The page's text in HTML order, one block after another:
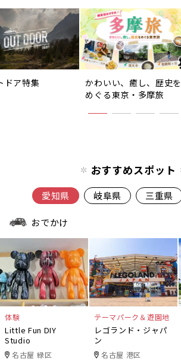
ドア特集
かわいい、癒し、歴史を
めぐる東京・多摩旅
おすすめスポット
愛知県 岐阜県 三重県
おでかけ
体験
Little Fun DIY
Studio
名古屋 緑区
テーマパーク＆遊園地
レゴランド・ジャパ
ン
名古屋 港区